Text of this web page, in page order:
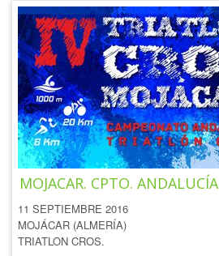
IV TRIATLÓN CROS DE
MOJACAR. CPTO. ANDALUCÍA
11 SEPTIEMBRE 2016
MOJÁCAR (ALMERÍA)
TRIATLON CROS.